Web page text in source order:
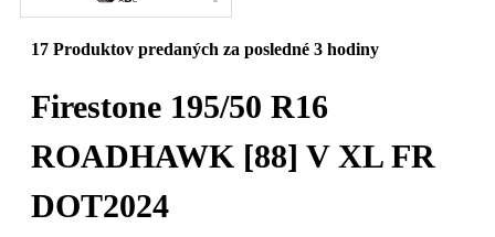
17 Produktov predaných za posledné 3 hodiny
Firestone 195/50 R16
ROADHAWK [88] V XL FR
DOT2024